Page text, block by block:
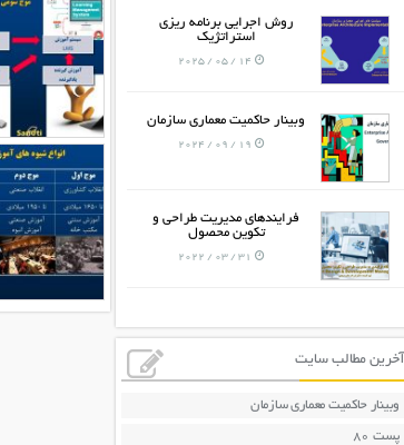
روش اجرایی برنامه ریزی
استراتژیک
14 / 05 / 2025
وبینار حاکمیت معماری سازمان
19 / 09 / 2024
فرایندهای مدیریت طراحی و
تکوین محصول
31 / 03 / 2022
آخرین مطالب سایت
وبینار حاکمیت معماری سازمان
پست 80